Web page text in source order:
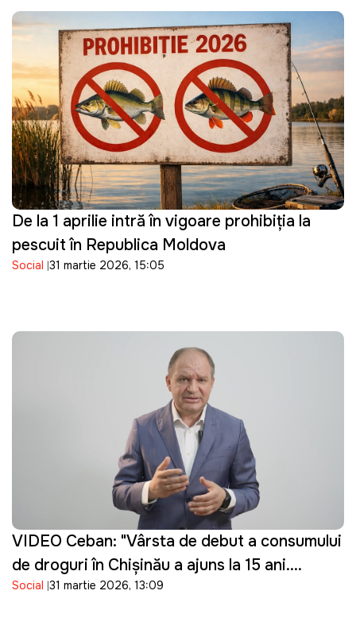
De la 1 aprilie intră în vigoare prohibiția la
pescuit în Republica Moldova
Social 31 martie 2026, 15:05
VIDEO Ceban: "Vârsta de debut a consumului
de droguri în Chișinău a ajuns la 15 ani.
Guvernarea cu ce se ocupă?"
Social 31 martie 2026, 13:09